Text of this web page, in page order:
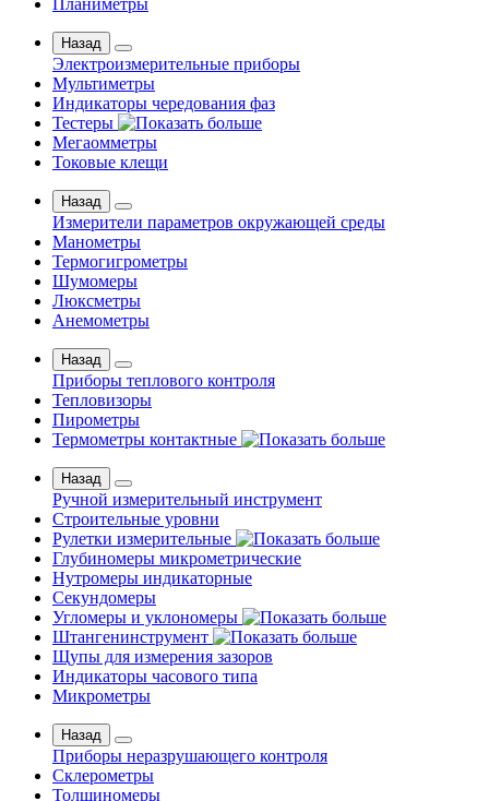
Планиметры
Назад
Электроизмерительные приборы
Мультиметры
Индикаторы чередования фаз
Тестеры
Мегаомметры
Токовые клещи
Назад
Измерители параметров окружающей среды
Манометры
Термогигрометры
Шумомеры
Люксметры
Анемометры
Назад
Приборы теплового контроля
Тепловизоры
Пирометры
Термометры контактные
Назад
Ручной измерительный инструмент
Строительные уровни
Рулетки измерительные
Глубиномеры микрометрические
Нутромеры индикаторные
Секундомеры
Угломеры и уклономеры
Штангенинструмент
Щупы для измерения зазоров
Индикаторы часового типа
Микрометры
Назад
Приборы неразрушающего контроля
Склерометры
Толщиномеры